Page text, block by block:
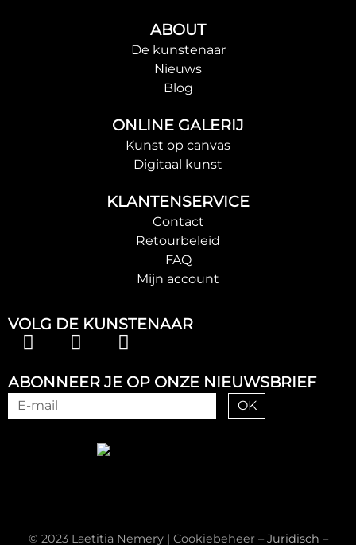
ABOUT
De kunstenaar
Nieuws
Blog
ONLINE GALERIJ
Kunst op canvas
Digitaal kunst
KLANTENSERVICE
Contact
Retourbeleid
FAQ
Mijn account
VOLG DE KUNSTENAAR
ABONNEER JE OP ONZE NIEUWSBRIEF
OK
© 2023 Laetitia Nemery | Cookiebeheer – Juridisch –